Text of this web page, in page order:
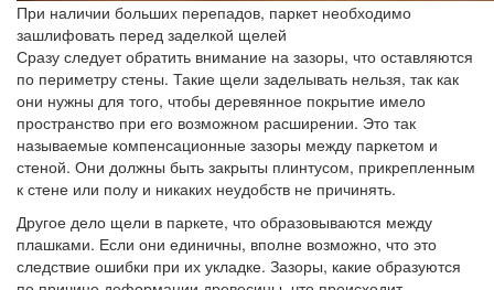
При наличии больших перепадов, паркет необходимо
зашлифовать перед заделкой щелей
Сразу следует обратить внимание на зазоры, что оставляются
по периметру стены. Такие щели заделывать нельзя, так как
они нужны для того, чтобы деревянное покрытие имело
пространство при его возможном расширении. Это так
называемые компенсационные зазоры между паркетом и
стеной. Они должны быть закрыты плинтусом, прикрепленным
к стене или полу и никаких неудобств не причинять.
Другое дело щели в паркете, что образовываются между
плашками. Если они единичны, вполне возможно, что это
следствие ошибки при их укладке. Зазоры, какие образуются